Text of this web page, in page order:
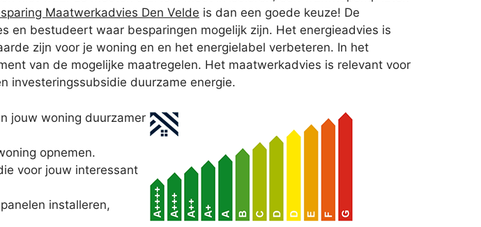
Maatwerkadvies Den Velde is dan een goede keuze! De
en bestudeert waar besparingen mogelijk zijn. Het energieadvies is
zijn voor je woning en en het energielabel verbeteren. In het
van de mogelijke maatregelen. Het maatwerkadvies is relevant voor
investeringssubsidie duurzame energie.
jouw woning duurzamer
opnemen.
voor jouw interessant
installeren,